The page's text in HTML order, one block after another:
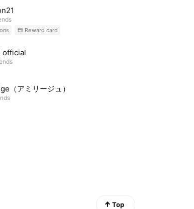
Reward card
official
（アミリージュ）
Top